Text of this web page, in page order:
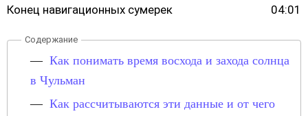
Конец навигационных сумерек
04:01
Как понимать время восхода и захода солнца
в Чульман
Как рассчитываются эти данные и от чего